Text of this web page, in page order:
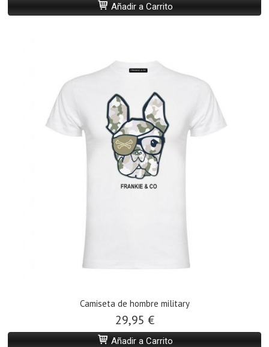
Añadir a Carrito
Camiseta de hombre military
29,95 €
Añadir a Carrito